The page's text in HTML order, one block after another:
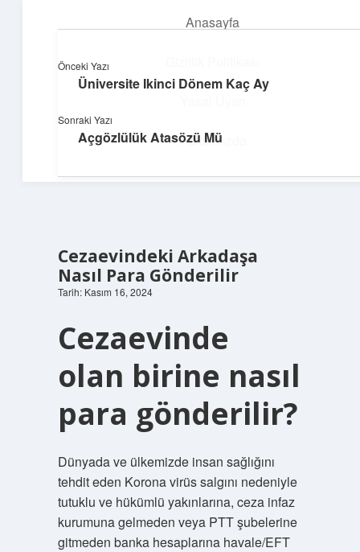
Anasayfa
Hakkımızda
Dijital Dünya Günlüğü
Cezaevindeki Arkadaşa
Nasıl Para Gönderilir
Tarih: Kasım 16, 2024
Cezaevinde
olan birine nasıl
para gönderilir?
Dünyada ve ülkemizde insan sağlığını
tehdit eden Korona virüs salgını nedeniyle
tutuklu ve hükümlü yakınlarına, ceza infaz
kurumuna gelmeden veya PTT şubelerine
gitmeden banka hesaplarına havale/EFT
Önceki Yazı
Üniversite Ikinci Dönem Kaç Ay
Sonraki Yazı
Açgözlülük Atasözü Mü